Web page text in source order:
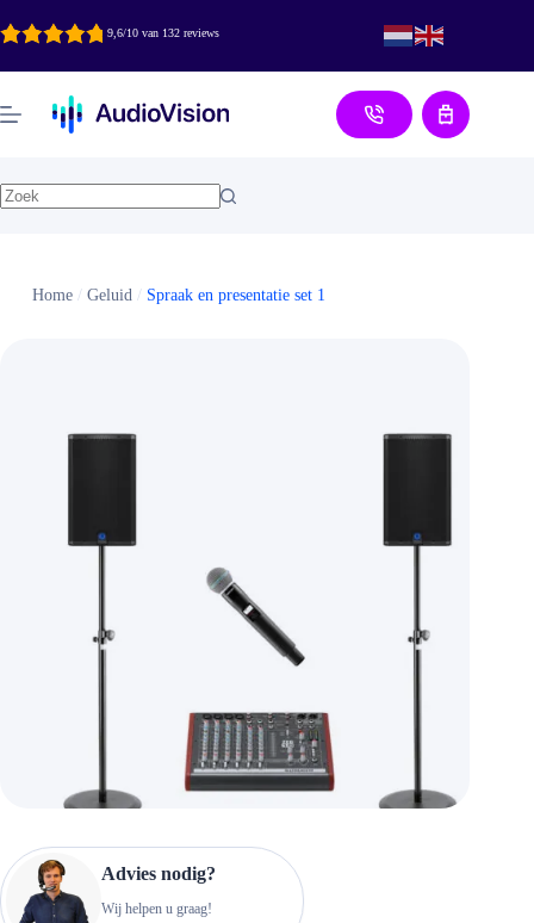
naar
inhoud
9,6/10 van 132 reviews
Aanvraag
Home/ Geluid/ Spraak en presentatie set 1
Advies nodig?
Wij helpen u graag!